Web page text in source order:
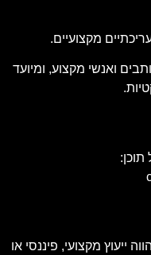
מקצועיים.
ואנשי מקצוע, ומיועד
תוכן:
ייעוץ מקצועי, פיננסי או